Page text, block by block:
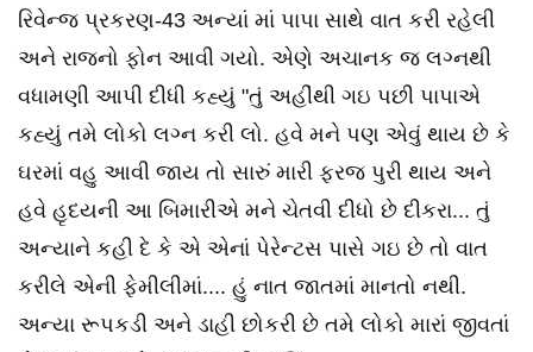
રિવેન્જ પ્રકરણ-43 અન્યાં માં પાપા સાથે વાત કરી રહેલી
અને રાજનો ફોન આવી ગયો. એણે અચાનક જ લગ્નથી
વધામણી આપી દીધી કહ્યું "તું અહીંથી ગઇ પછી પાપાએ
કહ્યું તમે લોકો લગ્ન કરી લો. હવે મને પણ એવું થાય છે કે
ઘરમાં વહુ આવી જાય તો સારું મારી ફરજ પુરી થાય અને
હવે હૃદયની આ બિમારીએ મને ચેતવી દીધો છે દીકરા... તું
અન્યાને કહી દે કે એ એનાં પેરેન્ટસ પાસે ગઇ છે તો વાત
કરીલે એની ફેમીલીમાં.... હું નાત જાતમાં માનતો નથી.
અન્યા રૂપકડી અને ડાહી છોકરી છે તમે લોકો મારાં જીવતાં